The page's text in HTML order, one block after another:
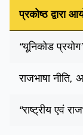
प्रकोष्ठ द्वारा
“यूनिकोड प्रयोग
राजभाषा नीति,
“राष्ट्रीय एवं